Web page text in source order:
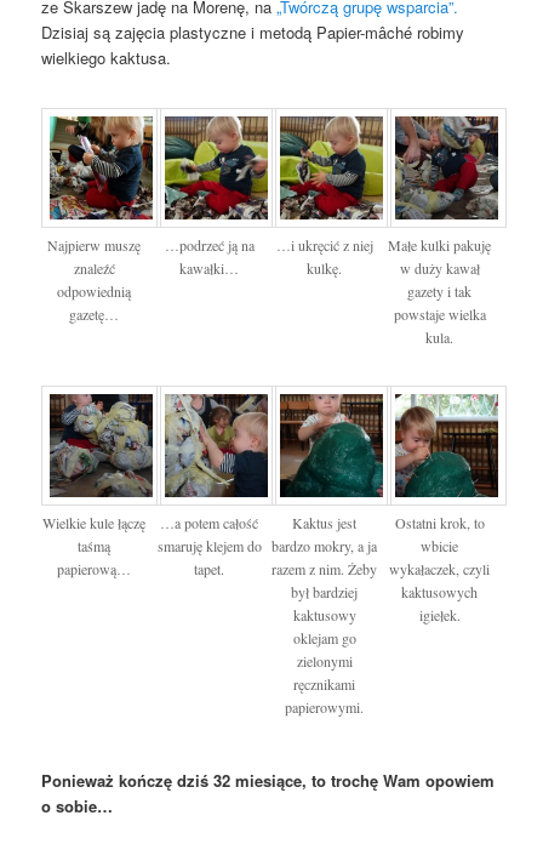
ze Skarszew jadę na Morenę, na„Twórczą grupę wsparcia”.
Dzisiaj są zajęcia plastyczne i metodą Papier-mâché robimy
wielkiego kaktusa.
Najpierw muszę
znaleźć
odpowiednią
gazetę…
…podrzeć ją na
kawałki…
…i ukręcić z niej
kulkę.
Małe kulki pakuję
w duży kawał
gazety i tak
powstaje wielka
kula.
Wielkie kule łączę
taśmą
papierową…
…a potem całość
smaruję klejem do
tapet.
Kaktus jest
bardzo mokry, a ja
razem z nim. Żeby
był bardziej
kaktusowy
oklejam go
zielonymi
ręcznikami
papierowymi.
Ostatni krok, to
wbicie
wykałaczek, czyli
kaktusowych
igiełek.
Ponieważ kończę dziś 32 miesiące, to trochę Wam opowiem
o sobie…